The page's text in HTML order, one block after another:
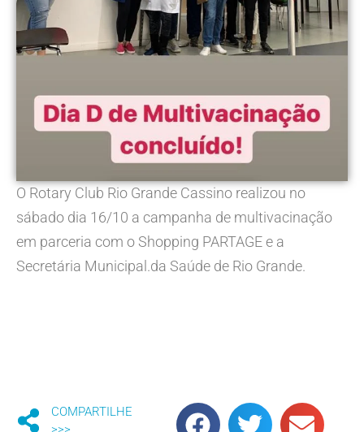
O Rotary Club Rio Grande Cassino realizou no
sábado dia 16/10 a campanha de multivacinação
em parceria com o Shopping PARTAGE e a
Secretária Municipal.da Saúde de Rio Grande.
COMPARTILHE